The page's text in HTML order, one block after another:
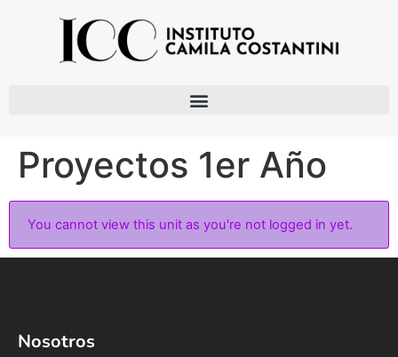
Proyectos 1er Año
You cannot view this unit as you're not logged in yet.
Nosotros